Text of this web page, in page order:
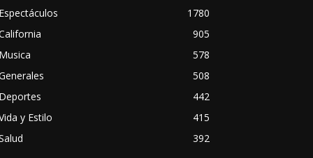
Espectáculos
1780
905
Musica
578
508
Deportes
442
y Estilo
415
392